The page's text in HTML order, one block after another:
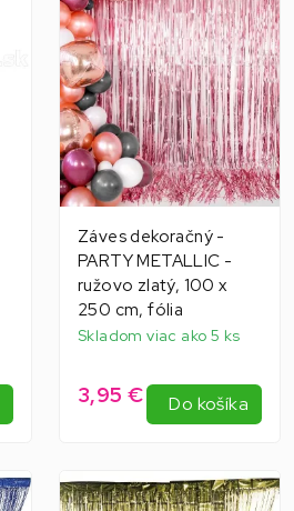
Záves dekoračný -
PARTY METALLIC -
ružovo zlatý, 100 x
250 cm, fólia
Skladom viac ako 5 ks
3,95 € Do košíka